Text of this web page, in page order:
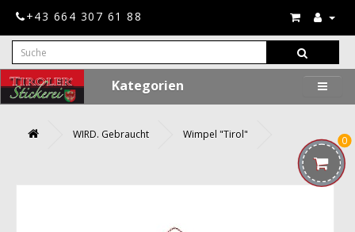
+43 664 307 61 88
0
Kategorien
WIRD. Gebraucht Wimpel "Tirol"